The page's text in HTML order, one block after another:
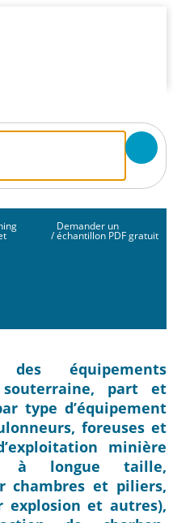
/
Demander un
échantillon PDF gratuit
équipements
souterraine, part et
type d’équipement
foreuses et
minière
à longue taille,
chambres et piliers,
et autres),